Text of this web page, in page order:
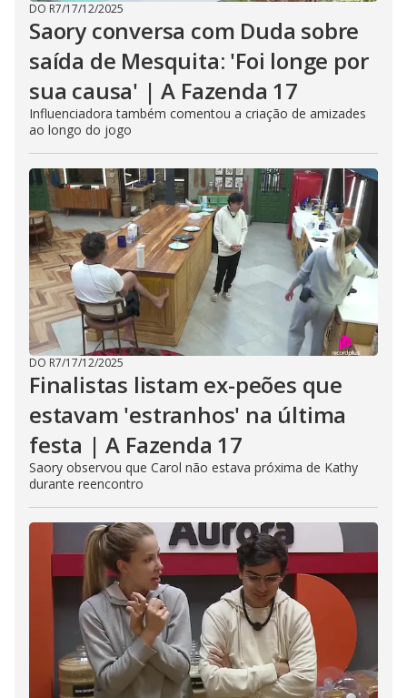
DO R7/17/12/2025
Saory conversa com Duda sobre
saída de Mesquita: 'Foi longe por
sua causa' | A Fazenda 17
Influenciadora também comentou a criação de amizades
ao longo do jogo
DO R7/17/12/2025
Finalistas listam ex-peões que
estavam 'estranhos' na última
festa | A Fazenda 17
Saory observou que Carol não estava próxima de Kathy
durante reencontro